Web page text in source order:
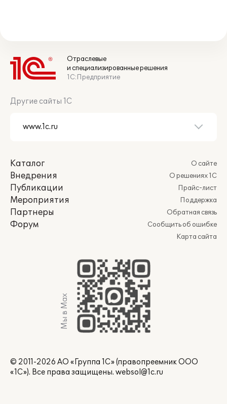
Отраслевые
и специализированные решения
1С:Предприятие
Другие сайты 1С
Каталог
Внедрения
Публикации
Мероприятия
Партнеры
Форум
О сайте
О решениях 1С
Прайс-лист
Поддержка
Обратная связь
Сообщить об ошибке
Карта сайта
Мы в Max
© 2011-2026 АО «Группа 1С» (правопреемник ООО
«1С»). Все права защищены. websol@1c.ru